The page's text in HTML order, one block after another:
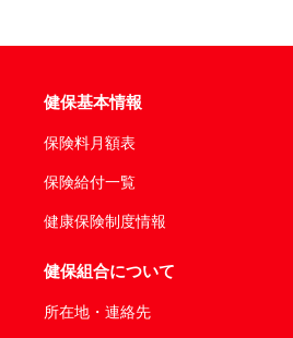
健保基本情報
保険料月額表
保険給付一覧
健康保険制度情報
健保組合について
所在地・連絡先